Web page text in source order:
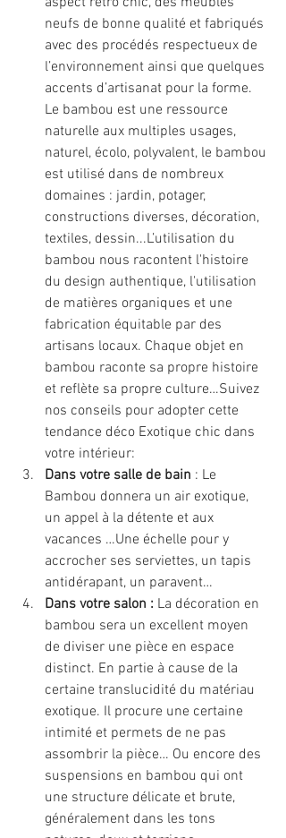
neufs de bonne qualité et fabriqués
avec des procédés respectueux de
l’environnement ainsi que quelques
accents d’artisanat pour la forme.
Le bambou est une ressource
naturelle aux multiples usages,
naturel, écolo, polyvalent, le bambou
est utilisé dans de nombreux
domaines : jardin, potager,
constructions diverses, décoration,
textiles, dessin...L’utilisation du
bambou nous racontent l'histoire
du design authentique, l'utilisation
de matières organiques et une
fabrication équitable par des
artisans locaux. Chaque objet en
bambou raconte sa propre histoire
et reflète sa propre culture…Suivez
nos conseils pour adopter cette
tendance déco Exotique chic dans
votre intérieur:
Dans votre salle de bain : Le
Bambou donnera un air exotique,
un appel à la détente et aux
vacances …Une échelle pour y
accrocher ses serviettes, un tapis
antidérapant, un paravent…
Dans votre salon : La décoration en
bambou sera un excellent moyen
de diviser une pièce en espace
distinct. En partie à cause de la
certaine translucidité du matériau
exotique. Il procure une certaine
intimité et permets de ne pas
assombrir la pièce… Ou encore des
suspensions en bambou qui ont
une structure délicate et brute,
généralement dans les tons